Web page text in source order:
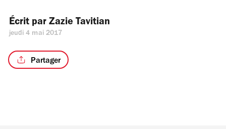
Écrit par Zazie Tavitian
jeudi 4 mai 2017
Partager